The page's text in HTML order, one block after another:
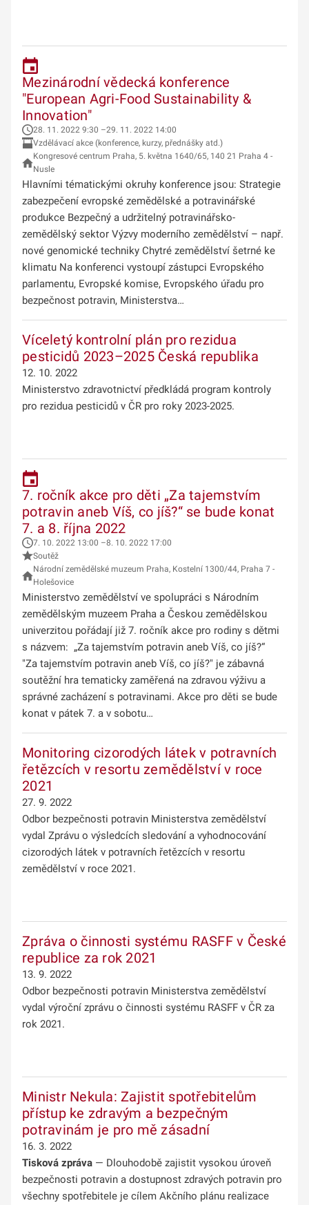
Mezinárodní vědecká konference
"European Agri-Food Sustainability &
Innovation"
28. 11. 2022 9:30 –29. 11. 2022 14:00
Vzdělávací akce (konference, kurzy, přednášky atd.)
Kongresové centrum Praha, 5. května 1640/65, 140 21 Praha 4 -
Nusle
Hlavními tématickými okruhy konference jsou: Strategie
zabezpečení evropské zemědělské a potravinářské
produkce Bezpečný a udržitelný potravinářsko-
zemědělský sektor Výzvy moderního zemědělství – např.
nové genomické techniky Chytré zemědělství šetrné ke
klimatu Na konferenci vystoupí zástupci Evropského
parlamentu, Evropské komise, Evropského úřadu pro
bezpečnost potravin, Ministerstva…
Víceletý kontrolní plán pro rezidua
pesticidů 2023–2025 Česká republika
12. 10. 2022
Ministerstvo zdravotnictví předkládá program kontroly
pro rezidua pesticidů v ČR pro roky 2023-2025.
7. ročník akce pro děti „Za tajemstvím
potravin aneb Víš, co jíš?“ se bude konat
7. a 8. října 2022
7. 10. 2022 13:00 –8. 10. 2022 17:00
Soutěž
Národní zemědělské muzeum Praha, Kostelní 1300/44, Praha 7 -
Holešovice
Ministerstvo zemědělství ve spolupráci s Národním
zemědělským muzeem Praha a Českou zemědělskou
univerzitou pořádají již 7. ročník akce pro rodiny s dětmi
s názvem: „Za tajemstvím potravin aneb Víš, co jíš?“
"Za tajemstvím potravin aneb Víš, co jíš?" je zábavná
soutěžní hra tematicky zaměřená na zdravou výživu a
správné zacházení s potravinami. Akce pro děti se bude
konat v pátek 7. a v sobotu…
Monitoring cizorodých látek v potravních
řetězcích v resortu zemědělství v roce
2021
27. 9. 2022
Odbor bezpečnosti potravin Ministerstva zemědělství
vydal Zprávu o výsledcích sledování a vyhodnocování
cizorodých látek v potravních řetězcích v resortu
zemědělství v roce 2021.
Zpráva o činnosti systému RASFF v České
republice za rok 2021
13. 9. 2022
Odbor bezpečnosti potravin Ministerstva zemědělství
vydal výroční zprávu o činnosti systému RASFF v ČR za
rok 2021.
Ministr Nekula: Zajistit spotřebitelům
přístup ke zdravým a bezpečným
potravinám je pro mě zásadní
16. 3. 2022
Tisková zpráva — Dlouhodobě zajistit vysokou úroveň
bezpečnosti potravin a dostupnost zdravých potravin pro
všechny spotřebitele je cílem Akčního plánu realizace